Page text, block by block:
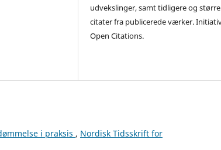
udvekslinger, samt tidligere og større
citater fra publicerede værker.
Open Citations.
i praksis , Nordisk Tidsskrift for